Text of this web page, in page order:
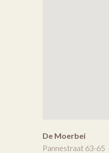
De Moerbei
Pannestraat 63-65